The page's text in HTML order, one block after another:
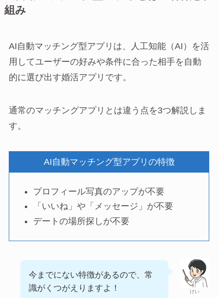
組み
AI自動マッチング型アプリは、人工知能（AI）を活
用してユーザーの好みや条件に合った相手を自動
的に選び出す婚活アプリです。
通常のマッチングアプリとは違う点を3つ解説しま
す。
AI自動マッチング型アプリの特徴
プロフィール写真のアップが不要
「いいね」や「メッセージ」が不要
デートの場所探しが不要
けい
今までにない特徴があるので、常
識がくつがえりますよ！